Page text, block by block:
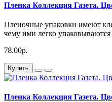
Пленка Коллекция Газета.
Пленочные упаковки имеют
чему ими легко
78.00р.
Купить
Пленка Коллекция Газета.